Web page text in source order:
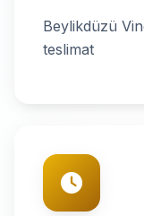
Beylikdüzü
teslimat